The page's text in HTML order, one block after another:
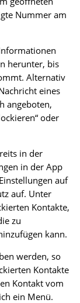
Nummer am
herunter, bis
Alternativ
eines
angeboten,
oder
in der
in der App
auf
auf. Unter
Kontakte,
zu
kann.
werden, so
Kontakte
Kontakt vom
ein Menü.